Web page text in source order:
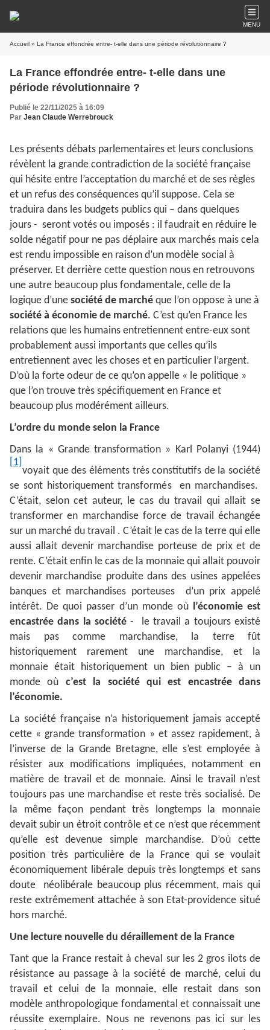
MENU
Accueil » La France effondrée entre- t-elle dans une période révolutionnaire ?
La France effondrée entre- t-elle dans une
période révolutionnaire ?
Publié le 22/11/2025 à 16:09
Par Jean Claude Werrebrouck
Les présents débats parlementaires et leurs conclusions
révèlent la grande contradiction de la société française
qui hésite entre l’acceptation du marché et de ses règles
et un refus des conséquences qu’il suppose. Cela se
traduira dans les budgets publics qui – dans quelques
jours - seront votés ou imposés : il faudrait en réduire le
solde négatif pour ne pas déplaire aux marchés mais cela
est rendu impossible en raison d’un modèle social à
préserver. Et derrière cette question nous en retrouvons
une autre beaucoup plus fondamentale, celle de la
logique d’une société de marché que l’on oppose à une à
société à économie de marché. C’est qu’en France les
relations que les humains entretiennent entre-eux sont
probablement aussi importants que celles qu’ils
entretiennent avec les choses et en particulier l’argent.
D’où la forte odeur de ce qu’on appelle « le politique »
que l’on trouve très spécifiquement en France et
beaucoup plus modérément ailleurs.
L’ordre du monde selon la France
Dans la « Grande transformation » Karl Polanyi (1944)
[1]
voyait que des éléments très constitutifs de la société
se sont historiquement transformés en marchandises.
C’était, selon cet auteur, le cas du travail qui allait se
transformer en marchandise force de travail échangée
sur un marché du travail . C’était le cas de la terre qui elle
aussi allait devenir marchandise porteuse de prix et de
rente. C’était enfin le cas de la monnaie qui allait pouvoir
devenir marchandise produite dans des usines appelées
banques et marchandises porteuses d’un prix appelé
intérêt. De quoi passer d’un monde où l’économie est
encastrée dans la société- le travail a toujours existé
mais pas comme marchandise, la terre fût
historiquement rarement une marchandise, et la
monnaie était historiquement un bien public – à un
monde où c’est la société qui est encastrée dans
l’économie.
La société française n’a historiquement jamais accepté
cette « grande transformation » et assez rapidement, à
l’inverse de la Grande Bretagne, elle s’est employée à
résister aux modifications impliquées, notamment en
matière de travail et de monnaie. Ainsi le travail n’est
toujours pas une marchandise et reste très socialisé. De
la même façon pendant très longtemps la monnaie
devait subir un étroit contrôle et ce n’est que récemment
qu’elle est devenue simple marchandise. D’où cette
position très particulière de la France qui se voulait
économiquement libérale depuis très longtemps et sans
doute néolibérale beaucoup plus récemment, mais qui
reste extrêmement attachée à son Etat-providence situé
hors marché.
Une lecture nouvelle du déraillement de la France
Tant que la France restait à cheval sur les 2 gros ilots de
résistance au passage à la société de marché, celui du
travail et celui de la monnaie, elle restait dans son
modèle anthropologique fondamental et connaissait une
réussite exemplaire. Nous ne revenons pas ici sur les